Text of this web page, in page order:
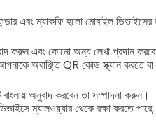
এবং ম্যাকফি হলো মোবাইল
করুন এবং কোনো অন্য লেখা প্রদান
আপনাকে অবাঞ্ছিত QR কোড স্ক্যান করতে
অনুবাদ করবেন তা সম্পাদনা করুন।
ম্যালওয়্যার থেকে রক্ষা করতে